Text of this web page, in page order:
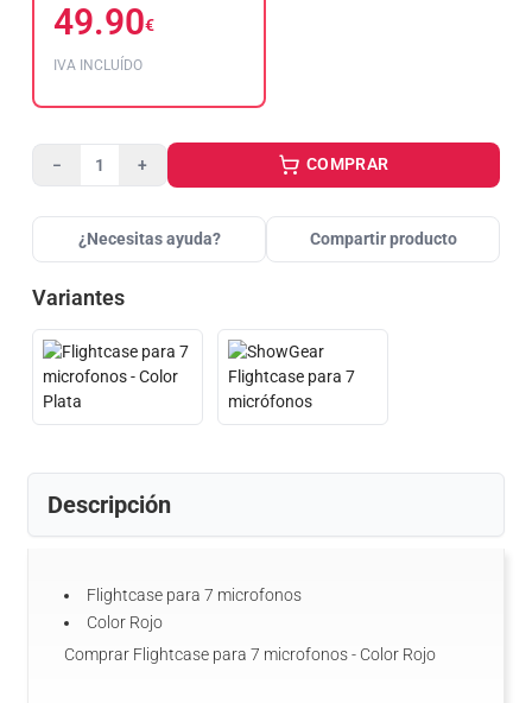
49.90€
IVA INCLUÍDO
− + COMPRAR
¿Necesitas ayuda? Compartir producto
Variantes
Descripción
Flightcase para 7 microfonos
Color Rojo
Comprar Flightcase para 7 microfonos - Color Rojo